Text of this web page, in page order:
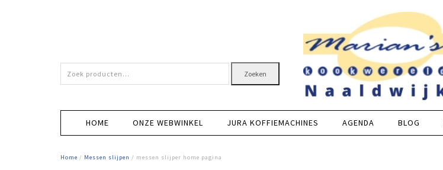
Zoeken
naar:
Zoeken
HOME ONZE WEBWINKEL JURA KOFFIEMACHINES AGENDA BLOG
Home / Messen slijpen / messen slijper home pagina